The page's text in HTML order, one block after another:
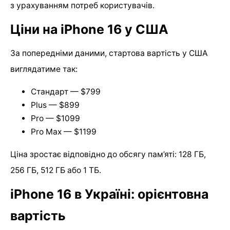
з урахуванням потреб користувачів.
Ціни на iPhone 16 у США
За попередніми даними, стартова вартість у США
виглядатиме так:
Стандарт — $799
Plus — $899
Pro — $1099
Pro Max — $1199
Ціна зростає відповідно до обсягу пам’яті: 128 ГБ,
256 ГБ, 512 ГБ або 1 ТБ.
iPhone 16 в Україні: орієнтовна
вартість